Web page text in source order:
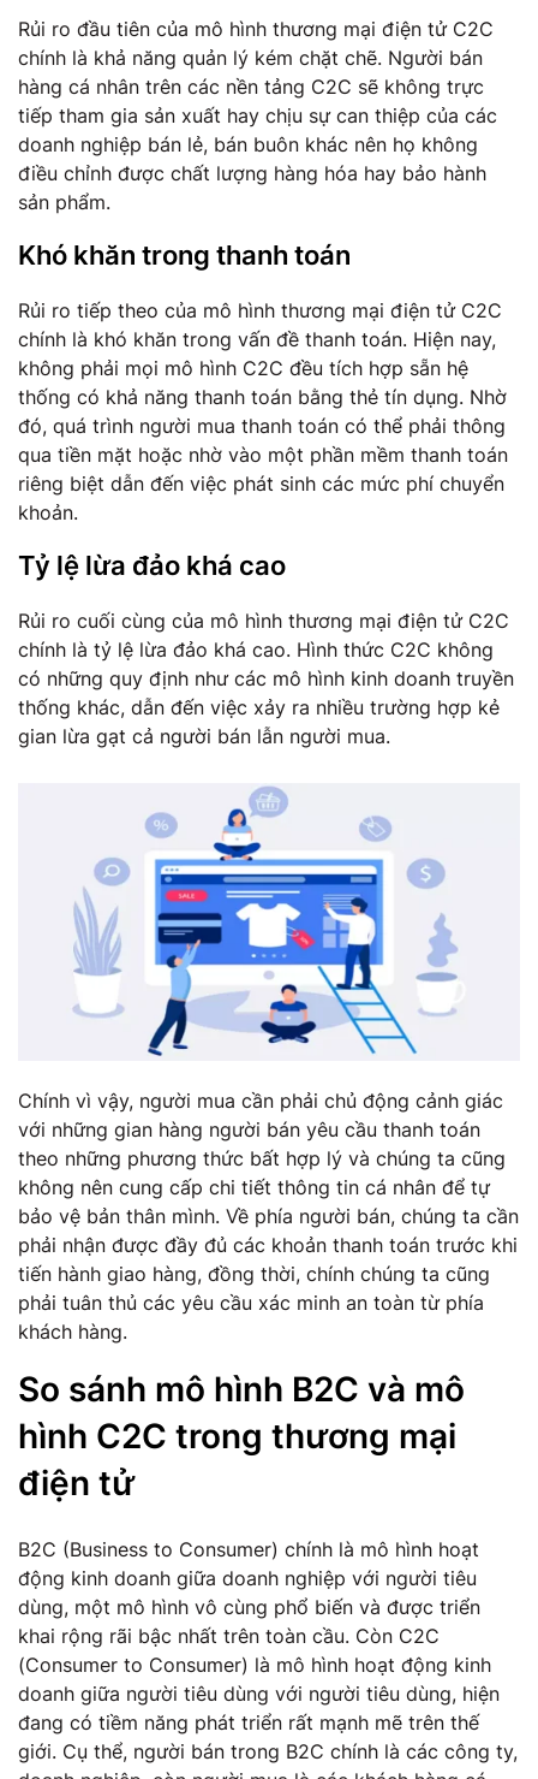
Rủi ro đầu tiên của mô hình thương mại điện tử C2C
chính là khả năng quản lý kém chặt chẽ. Người bán
hàng cá nhân trên các nền tảng C2C sẽ không trực
tiếp tham gia sản xuất hay chịu sự can thiệp của các
doanh nghiệp bán lẻ, bán buôn khác nên họ không
điều chỉnh được chất lượng hàng hóa hay bảo hành
sản phẩm.
Khó khăn trong thanh toán
Rủi ro tiếp theo của mô hình thương mại điện tử C2C
chính là khó khăn trong vấn đề thanh toán. Hiện nay,
không phải mọi mô hình C2C đều tích hợp sẵn hệ
thống có khả năng thanh toán bằng thẻ tín dụng. Nhờ
đó, quá trình người mua thanh toán có thể phải thông
qua tiền mặt hoặc nhờ vào một phần mềm thanh toán
riêng biệt dẫn đến việc phát sinh các mức phí chuyển
khoản.
Tỷ lệ lừa đảo khá cao
Rủi ro cuối cùng của mô hình thương mại điện tử C2C
chính là tỷ lệ lừa đảo khá cao. Hình thức C2C không
có những quy định như các mô hình kinh doanh truyền
thống khác, dẫn đến việc xảy ra nhiều trường hợp kẻ
gian lừa gạt cả người bán lẫn người mua.
Chính vì vậy, người mua cần phải chủ động cảnh giác
với những gian hàng người bán yêu cầu thanh toán
theo những phương thức bất hợp lý và chúng ta cũng
không nên cung cấp chi tiết thông tin cá nhân để tự
bảo vệ bản thân mình. Về phía người bán, chúng ta cần
phải nhận được đầy đủ các khoản thanh toán trước khi
tiến hành giao hàng, đồng thời, chính chúng ta cũng
phải tuân thủ các yêu cầu xác minh an toàn từ phía
khách hàng.
So sánh mô hình B2C và mô
hình C2C trong thương mại
điện tử
B2C (Business to Consumer) chính là mô hình hoạt
động kinh doanh giữa doanh nghiệp với người tiêu
dùng, một mô hình vô cùng phổ biến và được triển
khai rộng rãi bậc nhất trên toàn cầu. Còn C2C
(Consumer to Consumer) là mô hình hoạt động kinh
doanh giữa người tiêu dùng với người tiêu dùng, hiện
đang có tiềm năng phát triển rất mạnh mẽ trên thế
giới. Cụ thể, người bán trong B2C chính là các công ty,